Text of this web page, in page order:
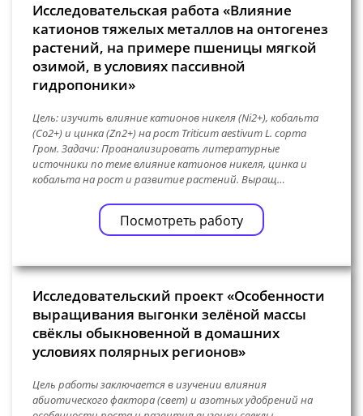
Исследовательская работа «Влияние
катионов тяжелых металлов на онтогенез
растений, на примере пшеницы мягкой
озимой, в условиях пассивной
гидропоники»
Цель: изучить влияние катионов никеля (Ni2+), кобальта
(Co2+) и цинка (Zn2+) на рост Triticum aestivum L. сорта
Гром. Задачи: Проанализировать литературные
источники по теме влияние катионов никеля, цинка и
кобальта на рост и развитие растений. Выращ…
Посмотреть работу
Исследовательский проект «Особенности
выращивания выгонки зелёной массы
свёклы обыкновенной в домашних
условиях полярных регионов»
Цель работы заключается в изучении влияния
абиотического фактора (свет) и азотных удобрений на